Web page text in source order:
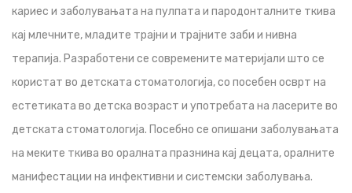
кариес и заболувањата на пулпата и пародонталните ткива
кај млечните, младите трајни и трајните заби и нивна
терапија. Разработени се современите материјали што се
користат во детската стоматологија, со посебен осврт на
естетиката во детска возраст и употребата на ласерите во
детската стоматологија. Посебно се опишани заболувањата
на меките ткива во оралната празнина кај децата, оралните
манифестации на инфективни и системски заболувања.